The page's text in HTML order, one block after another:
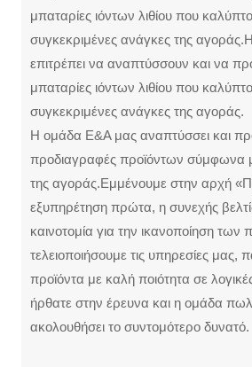
μπαταρίες ιόντων λιθίου που
συγκεκριμένες ανάγκες της
επιτρέπει να αναπτύσσουν και να
μπαταρίες ιόντων λιθίου που
συγκεκριμένες ανάγκες της αγοράς.
Η ομάδα Ε&Α μας αναπτύσσει και
προδιαγραφές προϊόντων σύμφωνα
της αγοράς.Εμμένουμε στην αρχή
εξυπηρέτηση πρώτα, η συνεχής
καινοτομία για την ικανοποίηση των
τελειοποιήσουμε τις υπηρεσίες μας,
προϊόντα με καλή ποιότητα σε
ήρθατε στην έρευνα και η ομάδα
ακολουθήσει το συντομότερο δυνατό.